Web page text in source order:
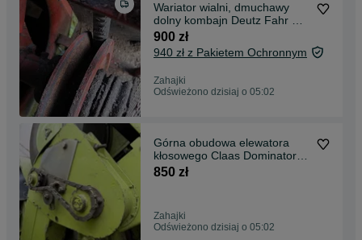
Wariator wialni, dmuchawy
dolny kombajn Deutz Fahr M
2680 2780 inne
900 zł
940 zł z Pakietem Ochronnym
Zahajki
Odświeżono dzisiaj o 05:02
Górna obudowa elewatora
kłosowego Claas Dominator
118, Commandor, Mega,
850 zł
Zahajki
Odświeżono dzisiaj o 05:02